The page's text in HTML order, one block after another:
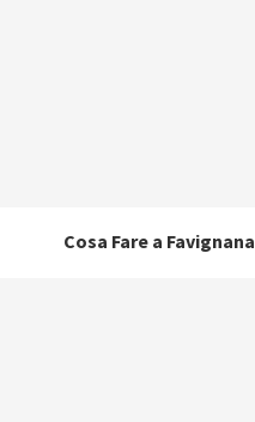
Cosa Fare a Favignana